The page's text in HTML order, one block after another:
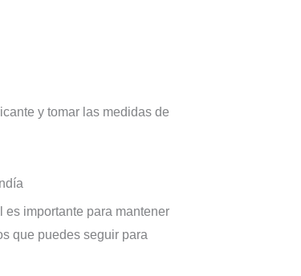
y tomar las medidas de
es importante para mantener
que puedes seguir para